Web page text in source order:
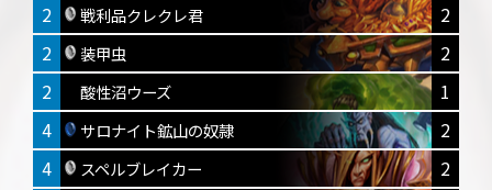
2
戦利品クレクレ君
2
2
装甲虫
2
2
酸性沼ウーズ
1
4
サロナイト鉱山の奴隷
2
4
スペルブレイカー
2